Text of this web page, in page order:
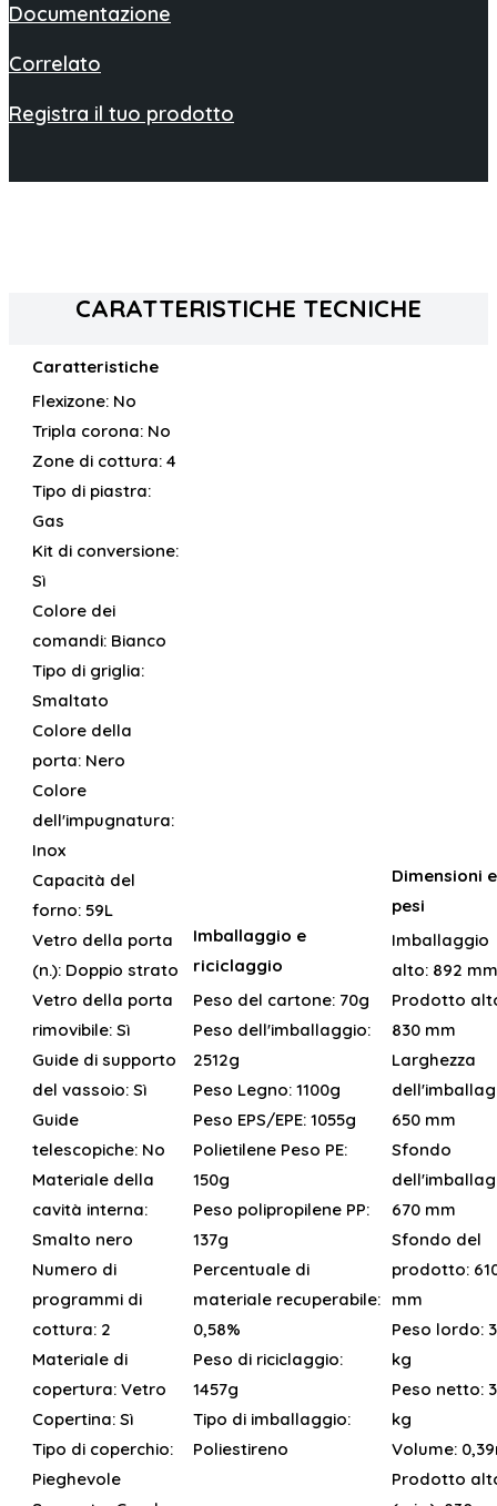
Documentazione
Correlato
Registra il tuo prodotto
CARATTERISTICHE TECNICHE
Caratteristiche
Flexizone: No
Tripla corona: No
Zone di cottura: 4
Tipo di piastra:
Gas
Kit di conversione:
Sì
Colore dei
comandi: Bianco
Tipo di griglia:
Smaltato
Colore della
porta: Nero
Colore
dell'impugnatura:
Inox
Capacità del
forno: 59L
Vetro della porta
(n.): Doppio strato
Vetro della porta
rimovibile: Sì
Guide di supporto
del vassoio: Sì
Guide
telescopiche: No
Materiale della
cavità interna:
Smalto nero
Numero di
programmi di
cottura: 2
Materiale di
copertura: Vetro
Copertina: Sì
Tipo di coperchio:
Pieghevole
Imballaggio e
riciclaggio
Peso del cartone: 70g
Peso dell'imballaggio:
2512g
Peso Legno: 1100g
Peso EPS/EPE: 1055g
Polietilene Peso PE:
150g
Peso polipropilene PP:
137g
Percentuale di
materiale recuperabile:
0,58%
Peso di riciclaggio:
1457g
Tipo di imballaggio:
Poliestireno
Dimensioni e
pesi
Imballaggio
alto: 892 mm
Prodotto
830 mm
Larghezza
650 mm
Sfondo
670 mm
Sfondo del
prodotto:
mm
Peso lordo:
kg
Peso netto:
kg
Volume:
Prodotto